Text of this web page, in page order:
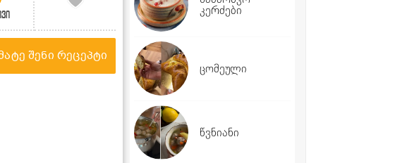
შენი რეცეპტი
კერძები
ცომეული
წვნიანი